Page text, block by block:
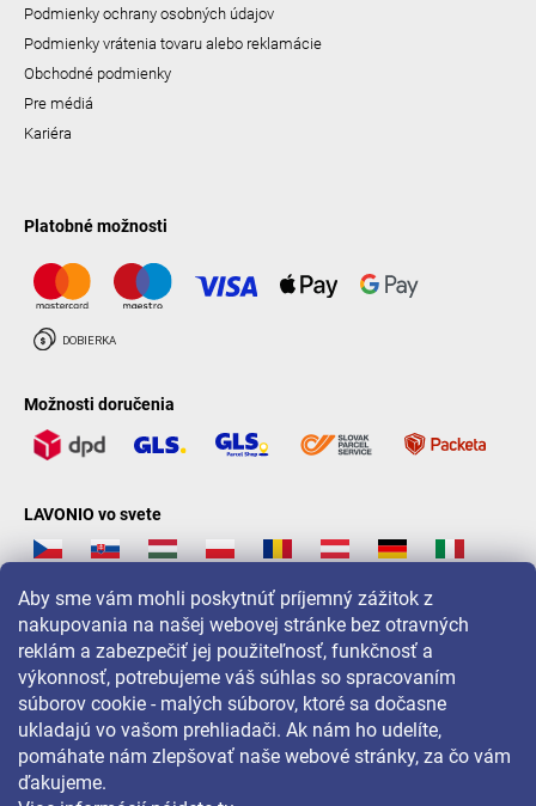
Aby sme vám mohli poskytnúť príjemný zážitok z
nakupovania na našej webovej stránke bez otravných
reklám a zabezpečiť jej použiteľnosť, funkčnosť a
výkonnosť, potrebujeme váš súhlas so spracovaním
súborov cookie - malých súborov, ktoré sa dočasne
ukladajú vo vašom prehliadači. Ak nám ho udelíte,
pomáhate nám zlepšovať naše webové stránky, za čo vám
ďakujeme.
Podmienky ochrany osobných údajov
Podmienky vrátenia tovaru alebo reklamácie
Obchodné podmienky
Pre médiá
Kariéra
Platobné možnosti
Možnosti doručenia
LAVONIO vo svete
Pre akcie, súťaže a zľavy nás sledujte na: